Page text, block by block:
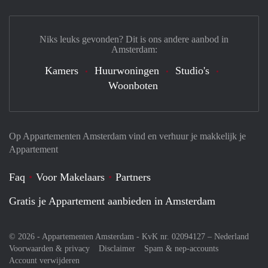
Op Appartementen Amsterdam vind en verhuur je makkelijk je
Appartement
Faq Voor Makelaars
Partners
Gratis je Appartement aanbieden in Amsterdam
© 2026 - Appartementen Amsterdam - KvK nr. 02094127 – Nederland
Voorwaarden & privacy
Disclaimer
Spam & nep-accounts
Account verwijderen
Niks leuks gevonden? Dit is ons andere aanbod in
Amsterdam:
Kamers Huurwoningen
Studio's
Woonboten